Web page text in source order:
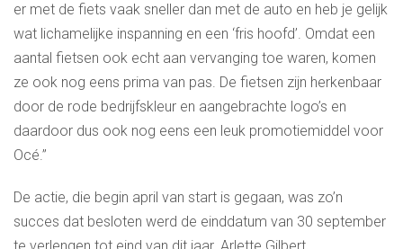
er met de fiets vaak sneller dan met de auto en heb je gelijk
wat lichamelijke inspanning en een ‘fris hoofd’. Omdat een
aantal fietsen ook echt aan vervanging toe waren, komen
ze ook nog eens prima van pas. De fietsen zijn herkenbaar
door de rode bedrijfskleur en aangebrachte logo’s en
daardoor dus ook nog eens een leuk promotiemiddel voor
Océ.”
De actie, die begin april van start is gegaan, was zo’n
succes dat besloten werd de einddatum van 30 september